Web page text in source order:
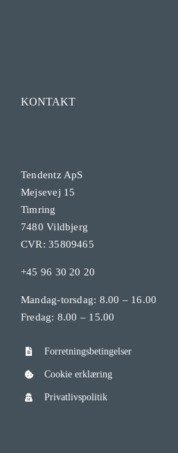
KONTAKT
Tendentz ApS
Mejsevej 15
Timring
7480 Vildbjerg
CVR: 35809465
+45 96 30 20 20
Mandag-torsdag: 8.00 – 16.00
Fredag: 8.00 – 15.00
Forretningsbetingelser
Cookie erklæring
Privatlivspolitik